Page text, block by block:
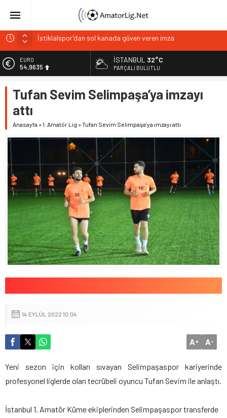
İstiklalspor’dan sol kanada güven veren imza
Paşabahçespor’da sportif direktörlük görevine Mehmet
Şahin getirildi
İstanbul Gençlerbirliği hücum hattını güçlendirdi
Kuzeyin Kaplanları Kaygısız ile yeniden
EURO
54,9635
6.463,00
BİST
13.703,13
İSTANBUL 32°C
PARÇALI BULUTLU
Tufan Sevim Selimpaşa’ya imzayı
attı
Anasayfa »1. Amatör Lig »Tufan Sevim Selimpaşa’ya imzayı attı
14 EYLÜL 2022 10:04
A+ A-
Yeni sezon için kolları sıvayan Selimpaşaspor kariyerinde
profesyonel liglerde olan tecrübeli oyuncu Tufan Sevim ile anlaştı.
İstanbul 1. Amatör Küme ekiplerinden Selimpaşaspor transferde